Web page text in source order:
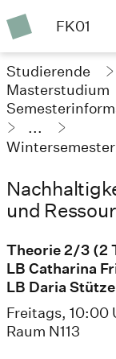
FK01
Studierende
Masterstudium
...
Wintersemester
und
Theorie 2/3 (2
LB Catharina
LB Daria
Freitags, 10:00
Raum N113